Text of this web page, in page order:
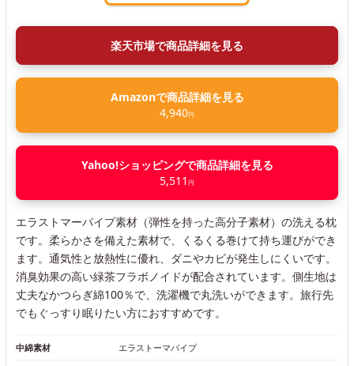
楽天市場で商品詳細を見る
Amazonで商品詳細を見る
4,940円
Yahoo!ショッピングで商品詳細を見る
5,511 円
エラストマーパイプ素材（弾性を持った高分子素材）の洗える枕
です。柔らかさを備えた素材で、くるくる巻けて持ち運びができ
ます。通気性と放熱性に優れ、ダニやカビが発生しにくいです。
消臭効果の高い緑茶フラボノイドが配合されています。側生地は
丈夫なかつらぎ綿100％で、洗濯機で丸洗いができます。旅行先
でもぐっすり眠りたい方におすすめです。
中綿素材 エラストーマパイプ